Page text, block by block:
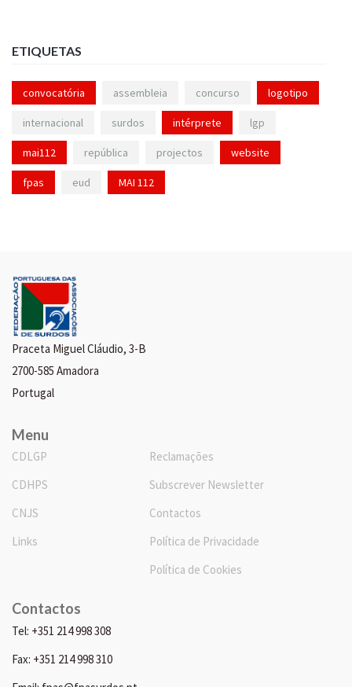
ETIQUETAS
convocatória assembleia concurso logotipo
internacional surdos intérprete lgp
mai112 república projectos website
fpas eud MAI 112
Praceta Miguel Cláudio, 3-B
2700-585 Amadora
Portugal
Menu
CDLGP
CDHPS
CNJS
Links
Reclamações
Subscrever Newsletter
Contactos
Política de Privacidade
Política de Cookies
Contactos
Tel: +351 214 998 308
Fax: +351 214 998 310